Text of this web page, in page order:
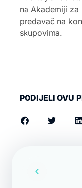
na Akademiji
predavač na
skupovima.
PODIJELI OVU